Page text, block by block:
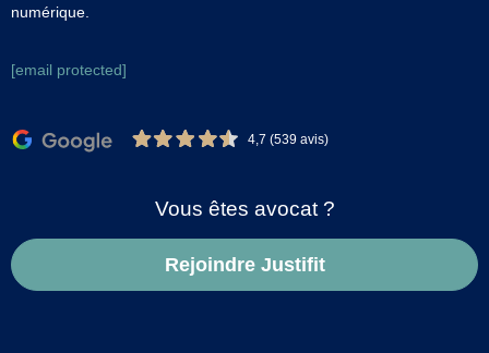
numérique.
[email protected]
4,7 (539 avis)
Vous êtes avocat ?
Rejoindre Justifit